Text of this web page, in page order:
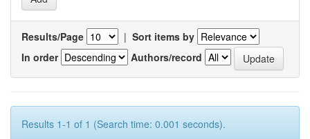
Results/Page | Sort items by
In order
Authors/record
Results 1-1 of 1 (Search time: 0.001 seconds).